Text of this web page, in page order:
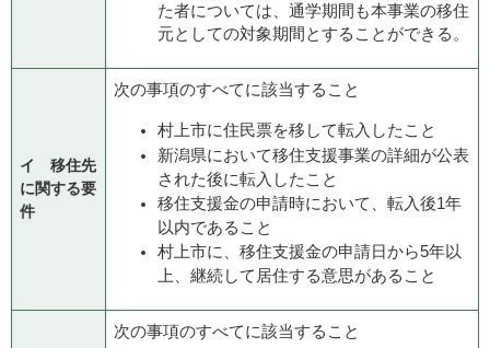
た者については、通学期間も本事業の移住
元としての対象期間とすることができる。
イ 移住先
に関する要
件
次の事項のすべてに該当すること
村上市に住民票を移して転入したこと
新潟県において移住支援事業の詳細が公表
された後に転入したこと
移住支援金の申請時において、転入後1年
以内であること
村上市に、移住支援金の申請日から5年以
上、継続して居住する意思があること
次の事項のすべてに該当すること